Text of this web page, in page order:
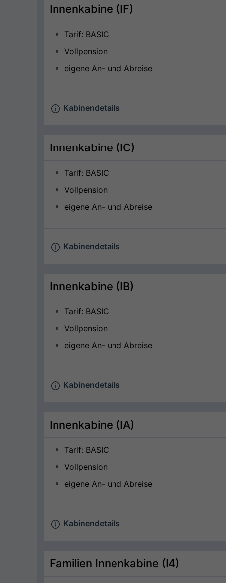
Innenkabine (IF)
Tarif: BASIC
Vollpension
eigene An- und Abreise
Kabinendetails
Innenkabine (IC)
Tarif: BASIC
Vollpension
eigene An- und Abreise
Kabinendetails
Innenkabine (IB)
Tarif: BASIC
Vollpension
eigene An- und Abreise
Kabinendetails
Innenkabine (IA)
Tarif: BASIC
Vollpension
eigene An- und Abreise
Kabinendetails
Familien Innenkabine (I4)